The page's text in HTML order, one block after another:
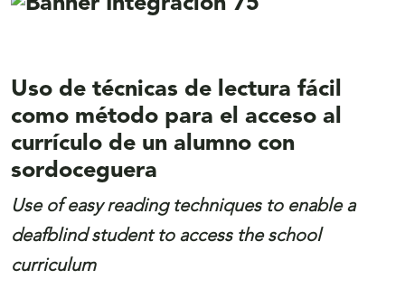
Uso de técnicas de lectura fácil
como método para el acceso al
currículo de un alumno con
sordoceguera
Use of easy reading techniques to enable a
deafblind student to access the school
curriculum